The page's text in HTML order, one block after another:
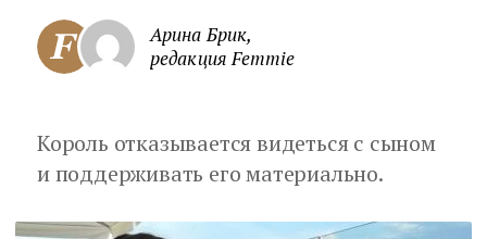
Арина Брик,
редакция Femmie
Король отказывается видеться с сыном
и поддерживать его материально.